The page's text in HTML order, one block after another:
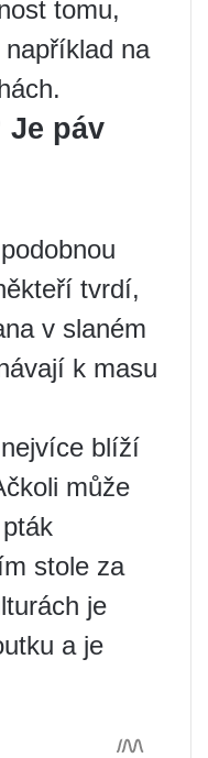
tomu,
na
Je páv
tvrdí,
v slaném
k masu
blíží
může
stole za
je
a je